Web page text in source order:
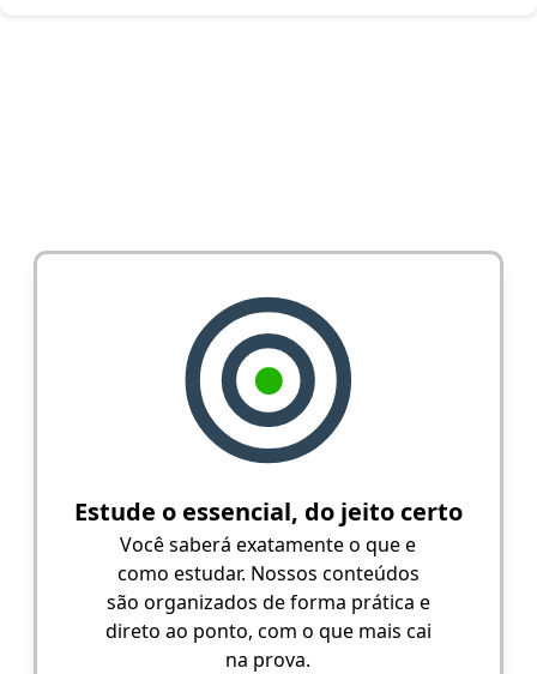
Estude o essencial, do jeito certo
Você saberá exatamente o que e
como estudar. Nossos conteúdos
são organizados de forma prática e
direto ao ponto, com o que mais cai
na prova.